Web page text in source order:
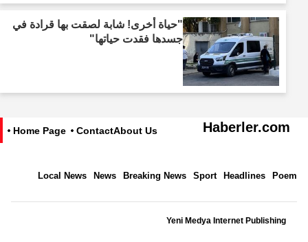
"حياة أخرى! شابة لصقت بها قرادة في
جسدها فقدت حياتها"
Haberler.com
About Us
Contact
Home Page
Poem
Headlines
Sport
Breaking News
News
Local News
Yeni Medya Internet Publishing